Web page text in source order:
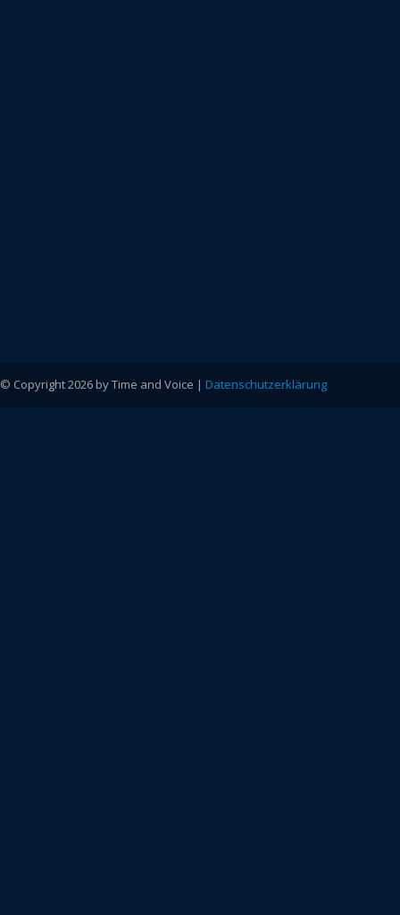
© Copyright 2026 by Time and Voice | Datenschutzerklärung